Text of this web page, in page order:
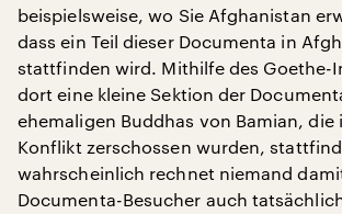
beispielsweise, wo Sie Afghanistan
dass ein Teil dieser Documenta in
stattfinden wird. Mithilfe des Goethe-
dort eine kleine Sektion der
ehemaligen Buddhas von Bamian,
Konflikt zerschossen wurden,
wahrscheinlich rechnet niemand
Documenta-Besucher auch